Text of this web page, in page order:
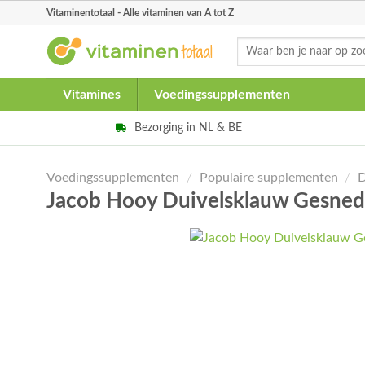
Vitaminentotaal - Alle vitaminen van A tot Z
Zoeken
Vitamines Voedingssupplementen
Bezorging in NL & BE
Voedingssupplementen / Populaire supplementen /
Jacob Hooy Duivelsklauw